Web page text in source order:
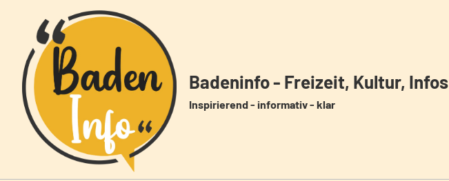
springen
Badeninfo - Freizeit, Kultur, Infos
Inspirierend - informativ - klar